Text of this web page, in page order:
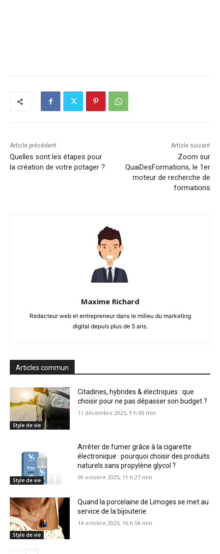
Article précédent
Quelles sont les étapes pour
la création de votre potager ?
Article suivant
Zoom sur
QuaiDesFormations, le 1er
moteur de recherche de
formations
Maxime Richard
Redacteur web et entrepreneur dans le milieu du marketing
digital depuis plus de 5 ans.
Articles commun
Style de vie
Citadines, hybrides & électriques : que
choisir pour ne pas dépasser son budget ?
11 décembre 2025, 9 h 00 min
Style de vie
Arrêter de fumer grâce à la cigarette
électronique : pourquoi choisir des produits
naturels sans propylène glycol ?
30 octobre 2025, 11 h 27 min
Style de vie
Quand la porcelaine de Limoges se met au
service de la bijouterie
14 octobre 2025, 16 h 56 min